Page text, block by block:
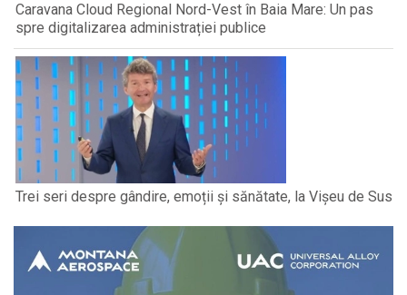
Caravana Cloud Regional Nord-Vest în Baia Mare: Un pas
spre digitalizarea administrației publice
Trei seri despre gândire, emoții și sănătate, la Vișeu de Sus